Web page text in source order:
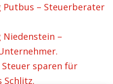
– Steuerberater
–
sparen für
Schlitz.